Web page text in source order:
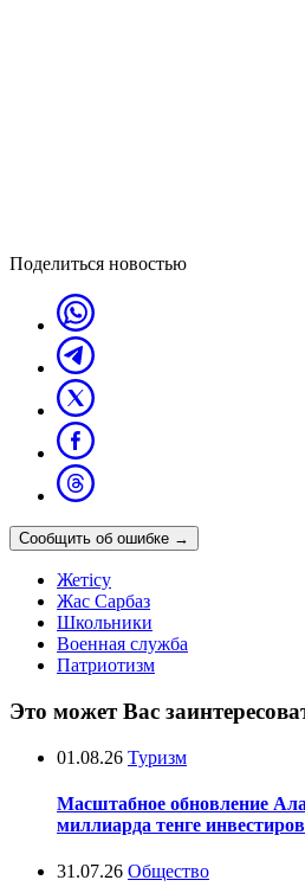
Поделиться новостью
Сообщить об ошибке →
Жетісу
Жас Сарбаз
Школьники
Военная служба
Патриотизм
Это может Вас
01.08.26 Туризм
Масштабное обновление
миллиарда тенге
31.07.26 Общество